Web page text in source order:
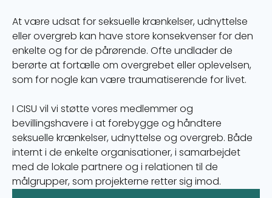
At være udsat for seksuelle krænkelser, udnyttelse
eller overgreb kan have store konsekvenser for den
enkelte og for de pårørende. Ofte undlader de
berørte at fortælle om overgrebet eller oplevelsen,
som for nogle kan være traumatiserende for livet.
I CISU vil vi støtte vores medlemmer og
bevillingshavere i at forebygge og håndtere
seksuelle krænkelser, udnyttelse og overgreb. Både
internt i de enkelte organisationer, i samarbejdet
med de lokale partnere og i relationen til de
målgrupper, som projekterne retter sig imod.